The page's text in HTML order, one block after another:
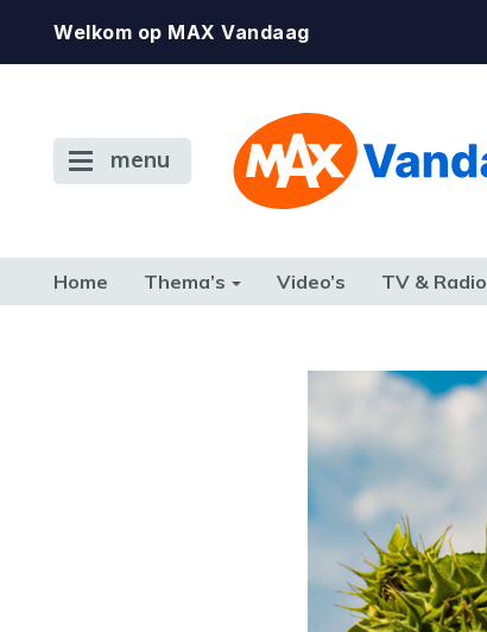
Welkom op MAX Vandaag
menu
Home Thema’s Video’s TV & Radio